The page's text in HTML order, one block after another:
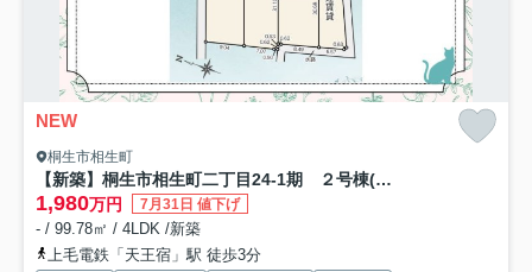
NEW
桐生市相生町
【新築】桐生市相生町二丁目24-1期 ２号棟(全４棟) リナージュ 新築建売分譲
1,980万円 7月31日 値下げ
- / 99.78㎡ / 4LDK /新築
上毛電鉄「天王宿」駅 徒歩3分